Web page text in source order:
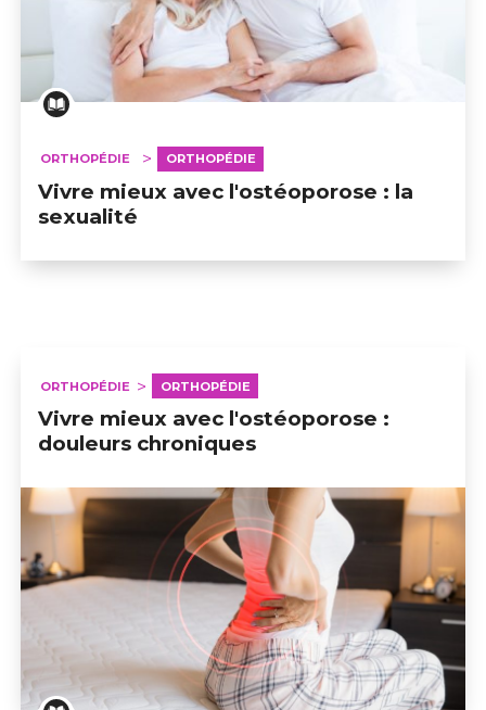
ORTHOPÉDIE ORTHOPÉDIE
Vivre mieux avec l'ostéoporose : la
sexualité
ORTHOPÉDIE ORTHOPÉDIE
Vivre mieux avec l'ostéoporose :
douleurs chroniques